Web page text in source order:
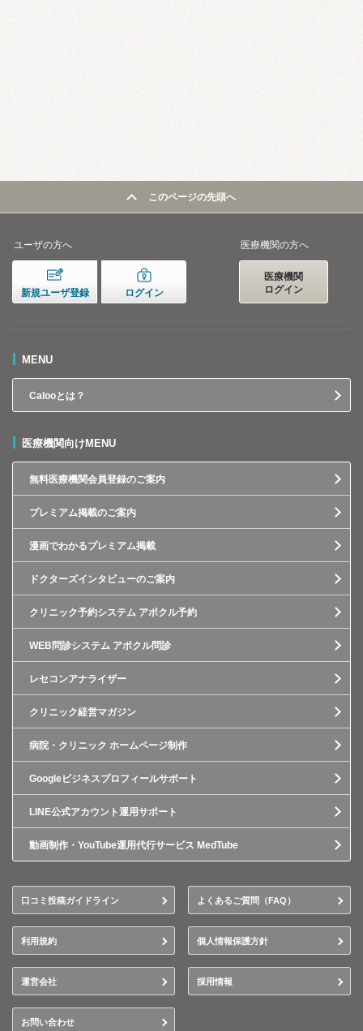
このページの先頭へ
ユーザの方へ
新規ユーザ登録 ログイン
医療機関の方へ
医療機関
ログイン
MENU
Calooとは？
医療機関向けMENU
無料医療機関会員登録のご案内
プレミアム掲載のご案内
漫画でわかるプレミアム掲載
ドクターズインタビューのご案内
クリニック予約システム アポクル予約
WEB問診システム アポクル問診
レセコンアナライザー
クリニック経営マガジン
病院・クリニック ホームページ制作
Googleビジネスプロフィールサポート
LINE公式アカウント運用サポート
動画制作・YouTube運用代行サービス MedTube
口コミ投稿ガイドライン よくあるご質問（FAQ）
利用規約 個人情報保護方針
運営会社 採用情報
お問い合わせ